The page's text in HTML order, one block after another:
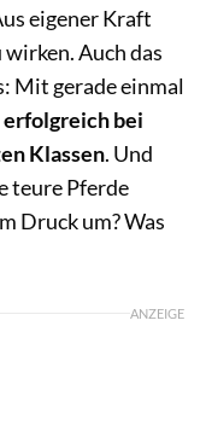
eigener Kraft
Auch das
Mit gerade einmal
bei
Klassen. Und
teure Pferde
Druck um? Was
ANZEIGE